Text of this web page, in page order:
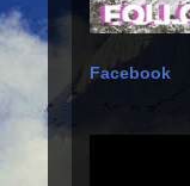
Facebook